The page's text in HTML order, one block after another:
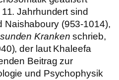
Jahrhundert sind
Naishaboury (953-1014),
Kranken schrieb,
der laut Khaleefa
Beitrag zur
und Psychophysik